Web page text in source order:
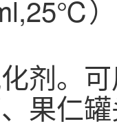
化剂。
果仁